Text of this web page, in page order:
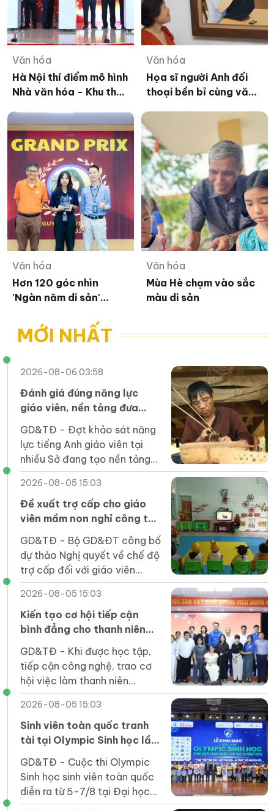
Văn hóa
Hà Nội thí điểm mô hình
Nhà văn hóa - Khu thể
Văn hóa
Họa sĩ người Anh đối
thoại bền bỉ cùng văn
Văn hóa
Hơn 120 góc nhìn
'Ngàn năm di sản'
Văn hóa
Mùa Hè chạm vào sắc
màu di sản
MỚI NHẤT
2026-08-06 03:58
Đánh giá đúng năng lực
giáo viên, nền tảng đưa
tiếng Anh thành ngôn ngữ
thứ hai
GD&TĐ - Đợt khảo sát năng
lực tiếng Anh giáo viên tại
nhiều Sở đang tạo nền tảng
dữ liệu để xây dựng kế hoạch
bồi dưỡng hiệu quả, thực
chất.
2026-08-05 15:03
Đề xuất trợ cấp cho giáo
viên mầm non nghỉ công tác
chưa được hưởng chế độ
GD&TĐ - Bộ GD&ĐT công bố
dự thảo Nghị quyết về chế độ
trợ cấp đối với giáo viên
mầm non đã nghỉ công tác
chưa được hưởng chế độ.
2026-08-05 15:03
Kiến tạo cơ hội tiếp cận
bình đẳng cho thanh niên
khuyết tật trong kỷ nguyên
số
GD&TĐ - Khi được học tập,
tiếp cận công nghệ, trao cơ
hội việc làm thanh niên
khuyết tật hoàn toàn có thể
trở thành nguồn lực phát triển
của quốc gia.
2026-08-05 15:03
Sinh viên toàn quốc tranh
tài tại Olympic Sinh học lần
GD&TĐ - Cuộc thi Olympic
Sinh học sinh viên toàn quốc
diễn ra từ 5-7/8 tại Đại học
Duy Tân thu hút 164 thí sinh